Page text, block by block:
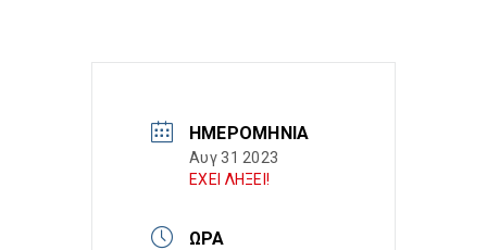
ΗΜΕΡΟΜΗΝΊΑ
Αυγ 31 2023
ΕΧΕΙ ΛΗΞΕΙ!
ΏΡΑ